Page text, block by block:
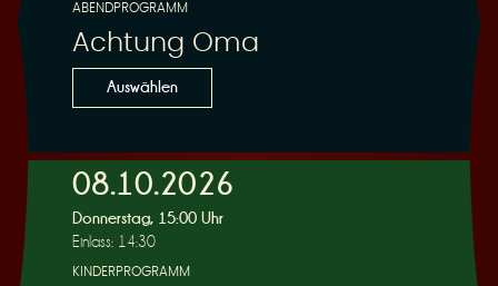
i
e
ABENDPROGRAMM
Achtung Oma
Auswählen
08.10.2026
Donnerstag, 15:00 Uhr
Einlass: 14:30
KINDERPROGRAMM